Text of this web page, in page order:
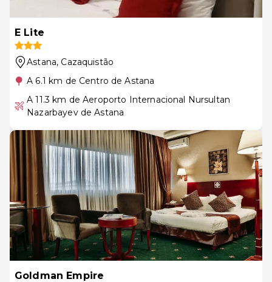
E Lite
Astana, Cazaquistão
A 6.1 km de Centro de Astana
A 11.3 km de Aeroporto Internacional Nursultan
Nazarbayev de Astana
Goldman Empire